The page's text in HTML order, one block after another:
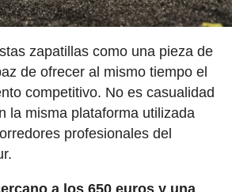
zapatillas como una pieza de
de ofrecer al mismo tiempo el
competitivo. No es casualidad
la misma plataforma utilizada
profesionales del
a los 650 euros y una